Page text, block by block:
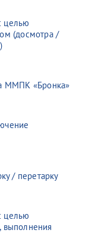
целью
(досмотра /
ММПК «Бронка»
/ перетарку
целью
выполнения